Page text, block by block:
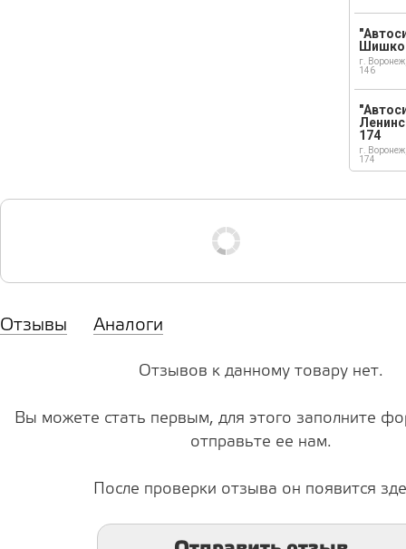
г.
146
174
г.
174
Отзывы Аналоги
Отзывов к данному товару нет.
Вы можете стать первым, для этого заполните
отправьте ее нам.
После проверки отзыва он появится